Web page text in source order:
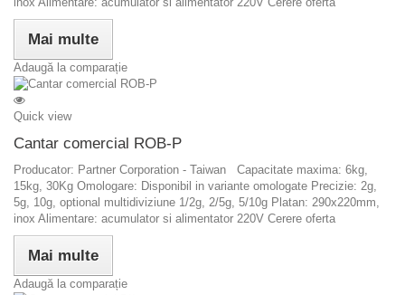
Mai multe
Adaugă la comparație
Quick view
Cantar comercial ROB-P
Producator: Partner Corporation - Taiwan Capacitate maxima: 6kg,
15kg, 30Kg Omologare: Disponibil in variante omologate Precizie: 2g,
5g, 10g, optional multidiviziune 1/2g, 2/5g, 5/10g Platan: 290x220mm,
inox Alimentare: acumulator si alimentator 220V Cerere oferta
Mai multe
Adaugă la comparație